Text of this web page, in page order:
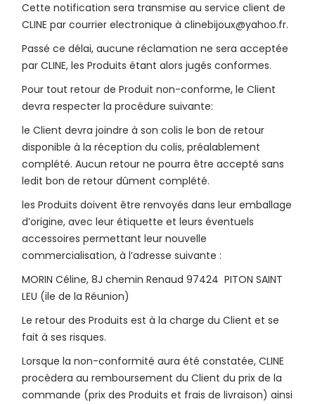
Cette notification sera transmise au service client de
CLINE par courrier electronique à clinebijoux@yahoo.fr.
Passé ce délai, aucune réclamation ne sera acceptée
par CLINE, les Produits étant alors jugés conformes.
Pour tout retour de Produit non-conforme, le Client
devra respecter la procédure suivante:
le Client devra joindre à son colis le bon de retour
disponible à la réception du colis, préalablement
complété. Aucun retour ne pourra être accepté sans
ledit bon de retour dûment complété.
les Produits doivent être renvoyés dans leur emballage
d’origine, avec leur étiquette et leurs éventuels
accessoires permettant leur nouvelle
commercialisation, à l’adresse suivante :
MORIN Céline, 8J chemin Renaud 97424 PITON SAINT
LEU (ile de la Réunion)
Le retour des Produits est à la charge du Client et se
fait à ses risques.
Lorsque la non-conformité aura été constatée, CLINE
procèdera au remboursement du Client du prix de la
commande (prix des Produits et frais de livraison) ainsi